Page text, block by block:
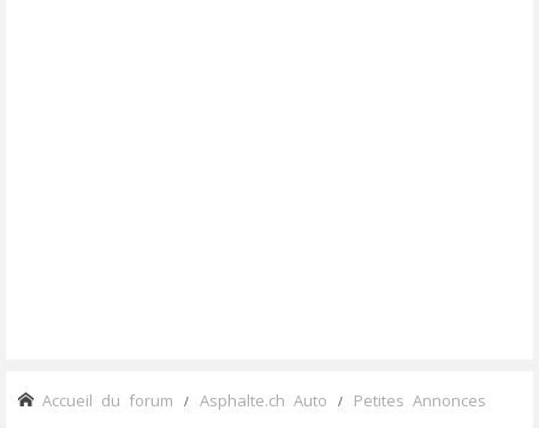
Accueil du forum Asphalte.ch Auto Petites Annonces